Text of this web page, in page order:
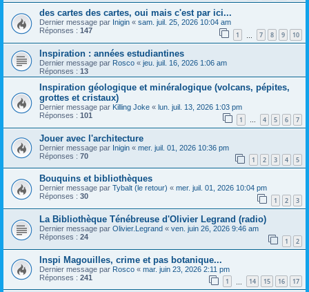
des cartes des cartes, oui mais c'est par ici...
Dernier message par Inigin « sam. juil. 25, 2026 10:04 am
Réponses : 147 1 7 8 9 10
Inspiration : années estudiantines
Dernier message par Rosco « jeu. juil. 16, 2026 1:06 am
Réponses : 13
Inspiration géologique et minéralogique (volcans, pépites,
grottes et cristaux)
Dernier message par Killing Joke « lun. juil. 13, 2026 1:03 pm
Réponses : 101 1 … 4 5 6 7
Jouer avec l'architecture
Dernier message par Inigin « mer. juil. 01, 2026 10:36 pm
Réponses : 70 1 2 3 4 5
Bouquins et bibliothèques
Dernier message par Tybalt (le retour) « mer. juil. 01, 2026 10:04 pm
Réponses : 30 1 2 3
La Bibliothèque Ténébreuse d'Olivier Legrand (radio)
Dernier message par Olivier.Legrand « ven. juin 26, 2026 9:46 am
Réponses : 24 1 2
Inspi Magouilles, crime et pas botanique...
Dernier message par Rosco « mar. juin 23, 2026 2:11 pm
Réponses : 241 1 14 15 16 17